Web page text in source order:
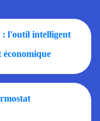
: l'outil intelligent
économique